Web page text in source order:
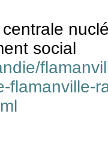
social
flamanville-